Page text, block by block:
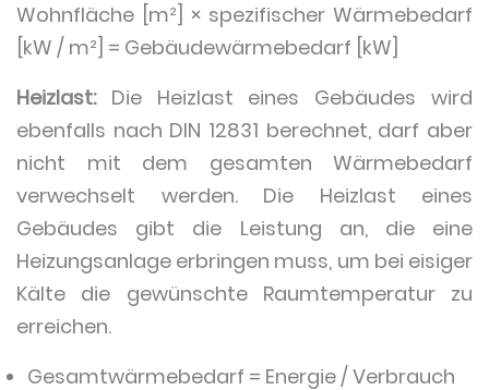
Wohnfläche [m²] × spezifischer Wärmebedarf
[kW / m²] = Gebäudewärmebedarf [kW]
Heizlast: Die Heizlast eines Gebäudes wird
ebenfalls nach DIN 12831 berechnet, darf aber
nicht mit dem gesamten Wärmebedarf
verwechselt werden. Die Heizlast eines
Gebäudes gibt die Leistung an, die eine
Heizungsanlage erbringen muss, um bei eisiger
Kälte die gewünschte Raumtemperatur zu
erreichen.
Gesamtwärmebedarf = Energie / Verbrauch